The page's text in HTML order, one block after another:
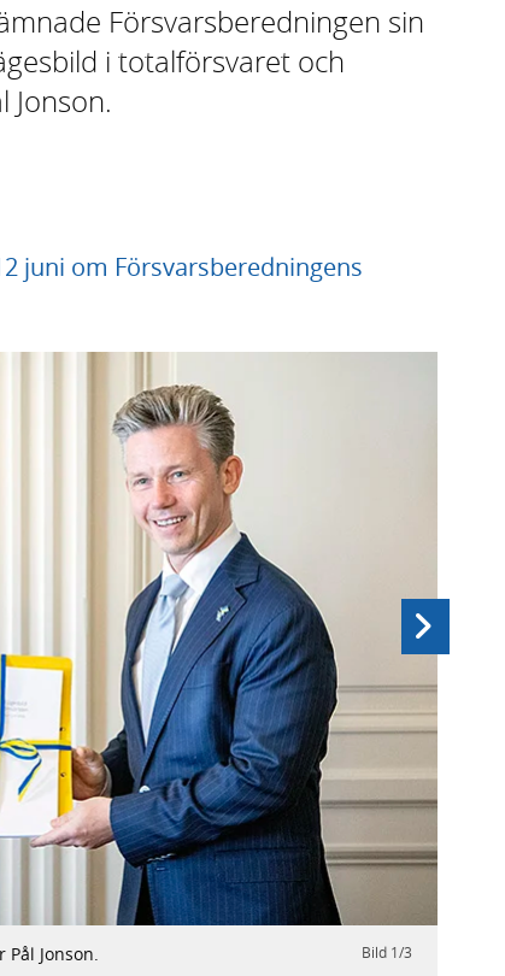
Försvarsberedningen sin
i totalförsvaret och
Jonson.
juni om Försvarsberedningens
Bild 1/3
Jonson.